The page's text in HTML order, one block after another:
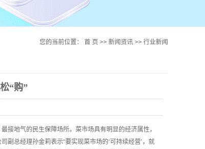
您的当前位置： 首 页 >> 新闻资讯 >> 行业新闻
“购”
接地气的民生保障场所。菜市场具有明显的经济属性，
副总经理孙金莉表示“要实现菜市场的‘可持续经营’，就